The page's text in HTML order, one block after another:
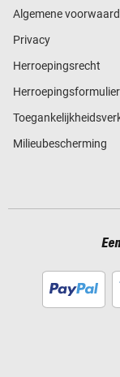
Algemene
Privacy
Herroepingsrecht
Herroepingsformulier
Milieubescherming